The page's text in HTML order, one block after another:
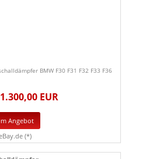
BMW F30 F31 F32 F33 F36
1.300,00 EUR
Angebot
(*)